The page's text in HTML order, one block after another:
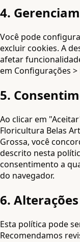
4.
Você pode
excluir cookies. A
afetar
em Configurações
5.
Ao clicar em
Floricultura Belas
Grossa, você
descrito nesta
consentimento a
do navegador.
6. Alterações
Esta política pode
Recomendamos